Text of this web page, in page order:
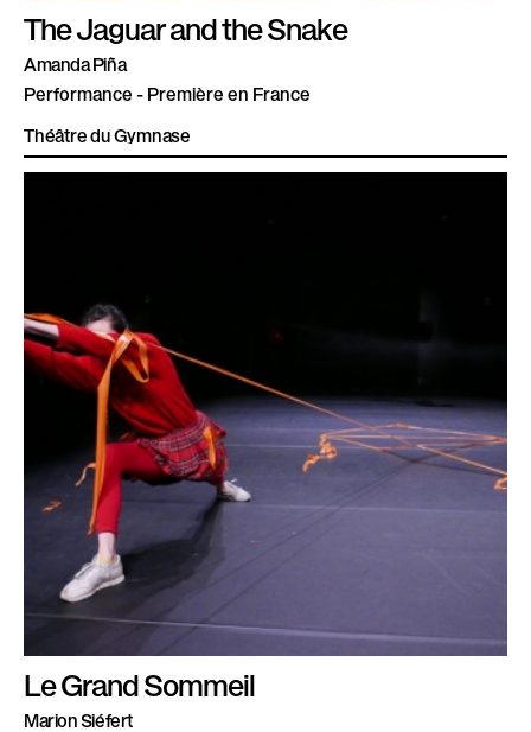
The Jaguar and the Snake
Amanda Piña
Performance - Première en France
Théâtre du Gymnase
Le Grand Sommeil
Marion Siéfert